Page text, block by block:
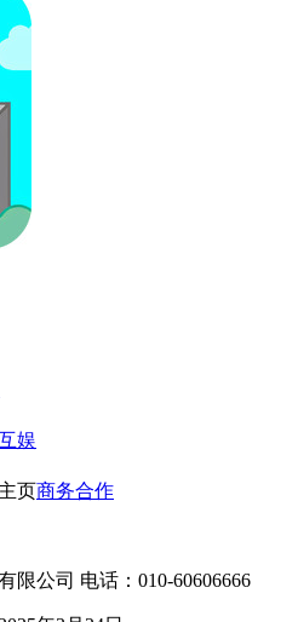
娱
页商务合作
限公司 电话：010-60606666